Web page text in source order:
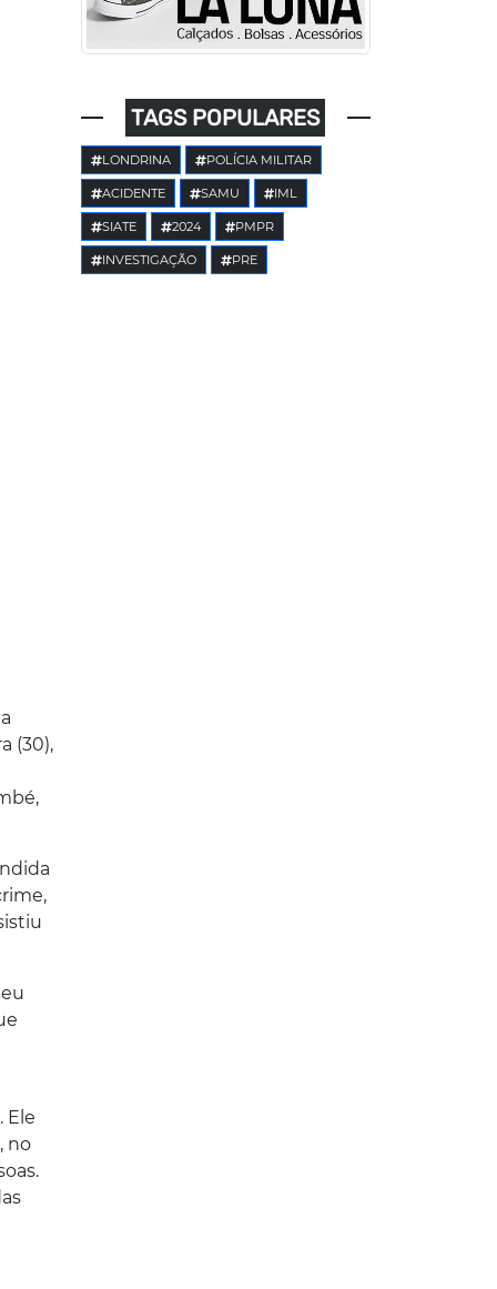
(30),
Ele
no
TAGS POPULARES
LONDRINA POLÍCIA MILITAR
ACIDENTE SAMU IML
SIATE 2024 PMPR
INVESTIGAÇÃO PRE